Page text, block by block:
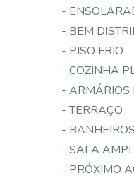
-
- BEM
- PISO FRIO
- COZINHA
- ARMÁRIOS
- TERRAÇO
-
- SALA
- PRÓXIMO